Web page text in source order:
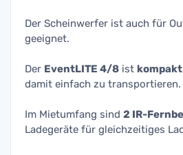
Der Scheinwerfer ist auch für
geeignet.
Der EventLITE 4/8 ist
damit einfach zu transportieren.
Im Mietumfang sind 2 IR-
Ladegeräte für gleichzeitiges